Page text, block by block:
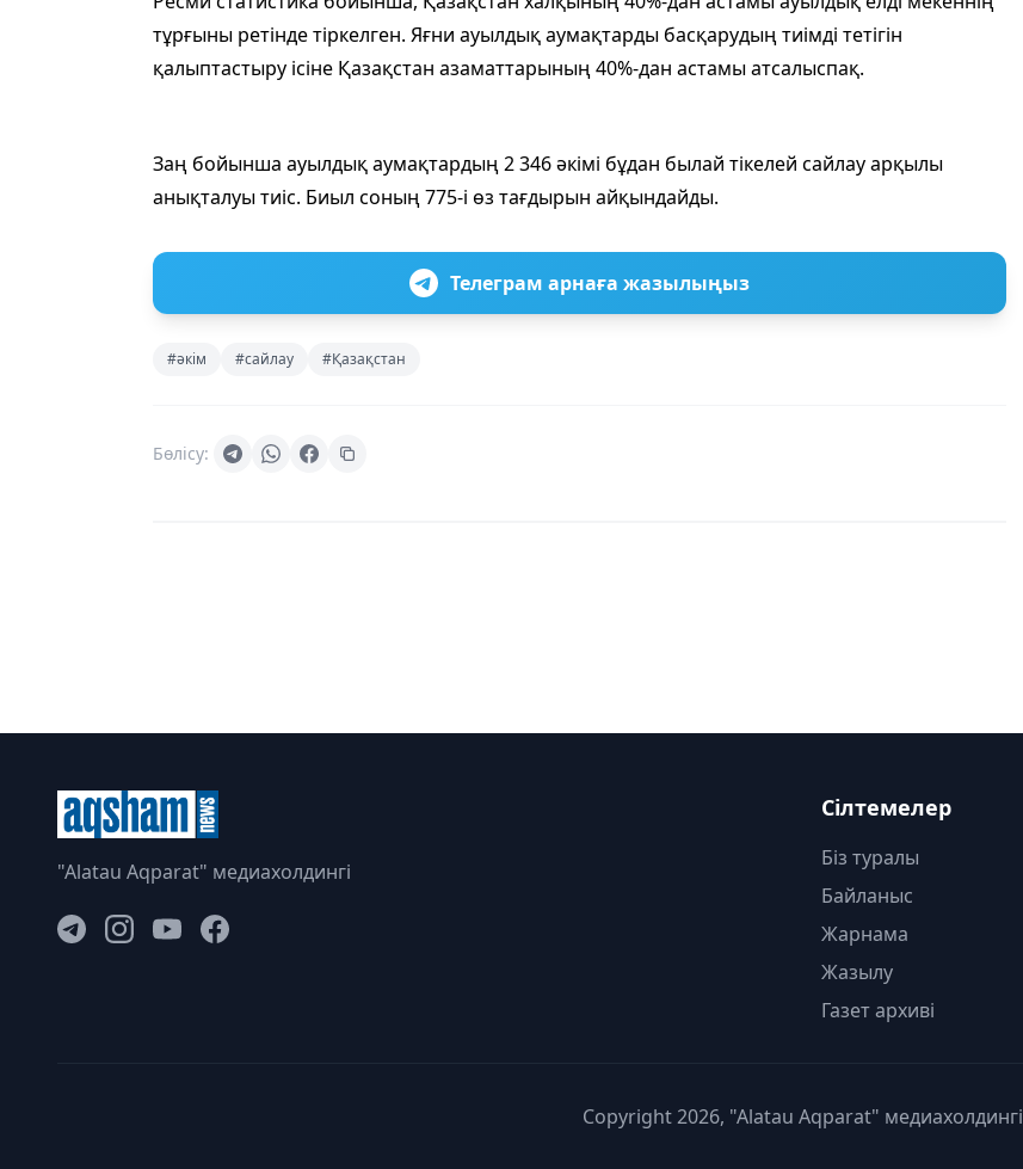
тұрғыны ретінде тіркелген. Яғни ауылдық аумақтарды басқарудың тиімді тетігін
қалыптастыру ісіне Қазақстан азаматтарының 40%-дан астамы атсалыспақ.
Заң бойынша ауылдық аумақтардың 2 346 әкімі бұдан былай тікелей сайлау арқылы
анықталуы тиіс. Биыл соның 775-і өз тағдырын айқындайды.
Телеграм арнаға жазылыңыз
#әкім #сайлау #Қазақстан
Бөлісу:
"Alatau Aqparat" медиахолдингі
Сілтемелер
Біз туралы
Байланыс
Жарнама
Жазылу
Газет архиві
Copyright 2026, "Alatau Aqparat" медиахолдингі